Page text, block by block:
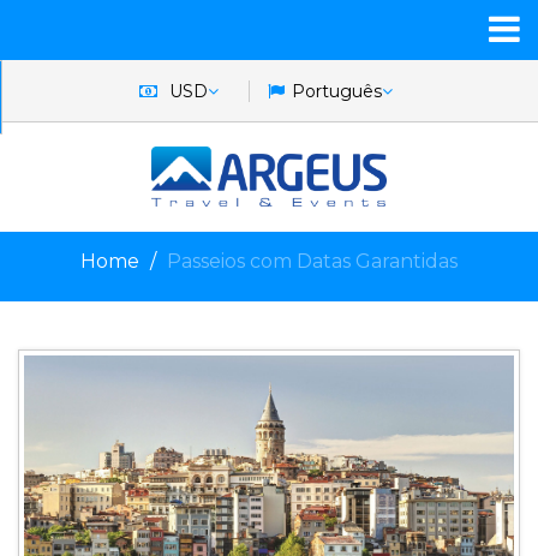
USD Português
Home Passeios com Datas Garantidas